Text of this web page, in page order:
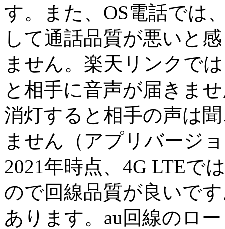
す。また、OS電話では
して通話品質が悪いと
ません。楽天リンクで
と相手に音声が届きま
消灯すると相手の声は
ません（アプリバージ
2021年時点、4G LTEで
ので回線品質が良いで
あります。au回線のロ